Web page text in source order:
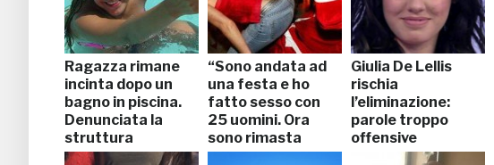
Ragazza rimane
incinta dopo un
bagno in piscina.
Denunciata la
struttura
“Sono andata ad
una festa e ho
fatto sesso con
25 uomini. Ora
sono rimasta
incinta”
Giulia De Lellis
rischia
l’eliminazione:
parole troppo
offensive